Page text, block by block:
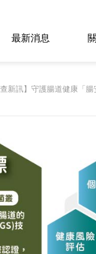
最新消息
查新訊】守護腸道健康「